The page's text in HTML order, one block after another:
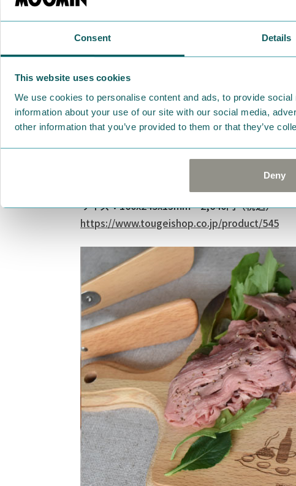
Consent Details
This website uses cookies
We use cookies to personalise content and ads, to provide
information about your use of our site with our social media,
other information that you’ve provided to them or that they’ve
Deny
↑カッティングボード 丸 S （左から時計回り
サイズ：160x245x13mm 2,640円（税込）
https://www.tougeishop.co.jp/product/545